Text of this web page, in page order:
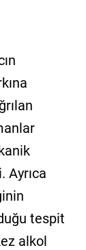
Ayrıca
tespit
alkol